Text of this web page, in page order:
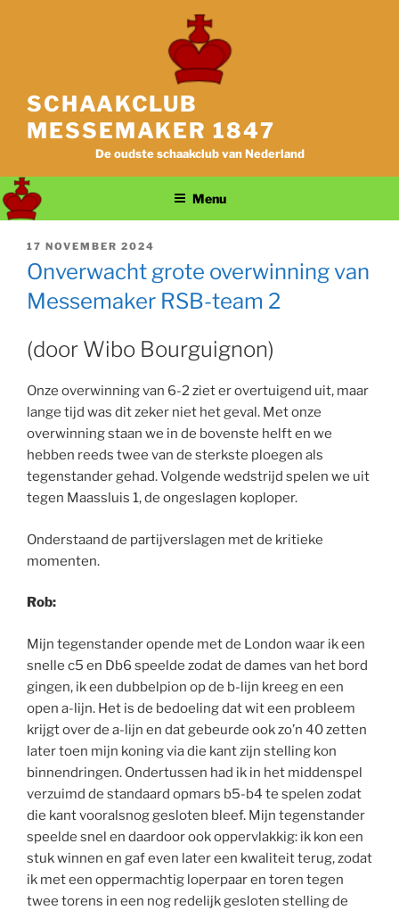
SCHAAKCLUB
MESSEMAKER 1847
De oudste schaakclub van Nederland
Menu
GEPLAATST
OP
17 NOVEMBER 2024
Onverwacht grote overwinning van
Messemaker RSB-team 2
(door Wibo Bourguignon)
Onze overwinning van 6-2 ziet er overtuigend uit, maar
lange tijd was dit zeker niet het geval. Met onze
overwinning staan we in de bovenste helft en we
hebben reeds twee van de sterkste ploegen als
tegenstander gehad. Volgende wedstrijd spelen we uit
tegen Maassluis 1, de ongeslagen koploper.
Onderstaand de partijverslagen met de kritieke
momenten.
Rob:
Mijn tegenstander opende met de London waar ik een
snelle c5 en Db6 speelde zodat de dames van het bord
gingen, ik een dubbelpion op de b-lijn kreeg en een
open a-lijn. Het is de bedoeling dat wit een probleem
krijgt over de a-lijn en dat gebeurde ook zo’n 40 zetten
later toen mijn koning via die kant zijn stelling kon
binnendringen. Ondertussen had ik in het middenspel
verzuimd de standaard opmars b5-b4 te spelen zodat
die kant vooralsnog gesloten bleef. Mijn tegenstander
speelde snel en daardoor ook oppervlakkig: ik kon een
stuk winnen en gaf even later een kwaliteit terug, zodat
ik met een oppermachtig loperpaar en toren tegen
twee torens in een nog redelijk gesloten stelling de